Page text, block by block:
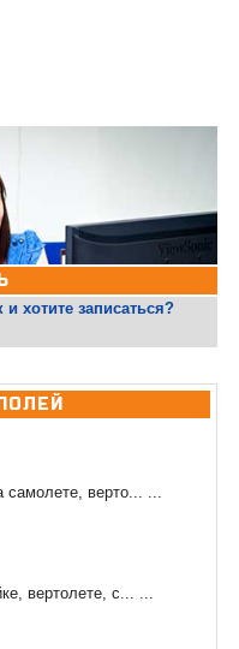
хотите записаться?
верто... ...
вертолете, с... ...